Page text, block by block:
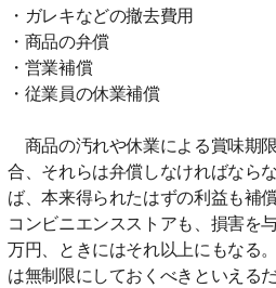
・ガレキなどの撤去費用
・商品の弁償
・営業補償
・従業員の休業補償
商品の汚れや休業による賞味期
合、それらは弁償しなければなら
ば、本来得られたはずの利益も補
コンビニエンスストアも、損害を
万円、ときにはそれ以上にもなる
は無制限にしておくべきといえるだ